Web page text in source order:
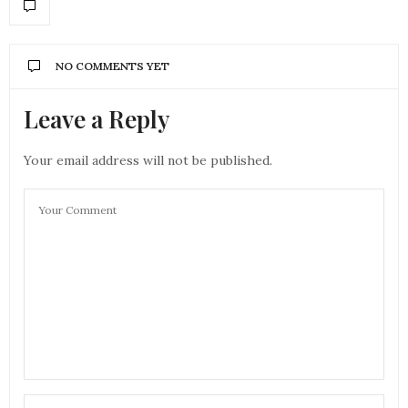
NO COMMENTS YET
Leave a Reply
Your email address will not be published.